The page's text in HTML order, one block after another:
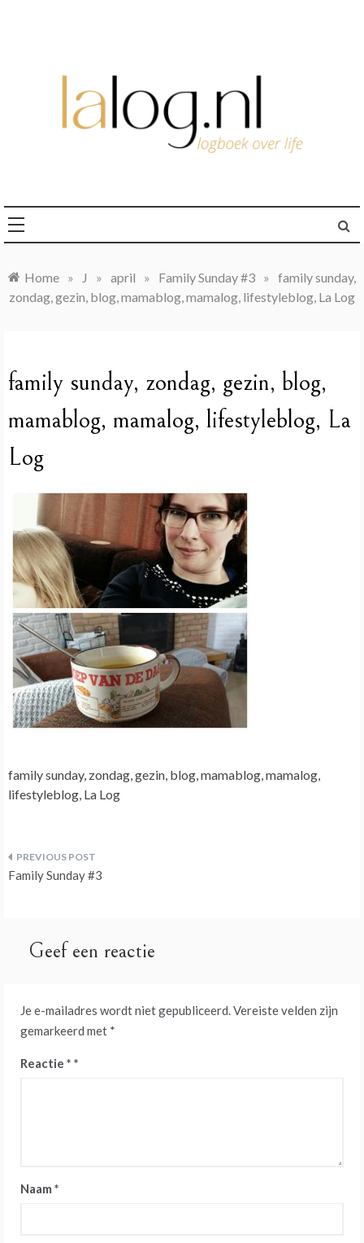
Home » J » april » Family Sunday #3 » family sunday,
zondag, gezin, blog, mamablog, mamalog, lifestyleblog, La Log
family sunday, zondag, gezin, blog,
mamablog, mamalog, lifestyleblog, La
Log
family sunday, zondag, gezin, blog, mamablog, mamalog,
lifestyleblog, La Log
Bericht
Family Sunday #3
Geef een reactie
Je e-mailadres wordt niet gepubliceerd.Vereiste velden zijn
gemarkeerd met *
Reactie *
Naam *